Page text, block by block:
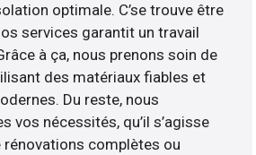
optimale. C’se trouve être
services garantit un travail
à ça, nous prenons soin de
des matériaux fiables et
Du reste, nous
vos nécessités, qu’il s’agisse
rénovations complètes ou